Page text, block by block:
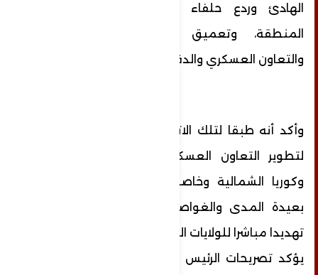
الهادئ وردع حلفاء الولايات المتحدة في
المنطقة، وتعميق للشراكة الأستراتيجية
والتعاون العسكري والدفاع المشترك.
وأكد أنه طبقا لتلك الاتفاقية فإن هناك آفاقا
لتطوير التعاون العسكري التقني بين روسيا
وكوريا الشمالية وخاصة في مجال الصواريخ
بعيدة المدى والغواصات النووية مما يمثل
تهديدا مباشرا للولايات المتحدة وحلفائها وهو ما
يؤكد تصريحات الرئيس بوتين في منتدى سان